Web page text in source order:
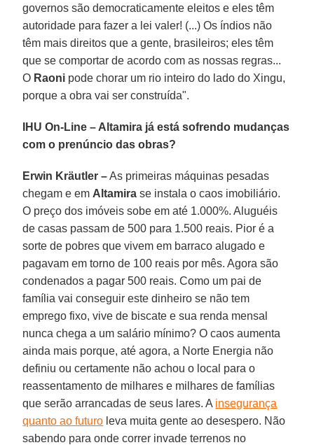
governos são democraticamente eleitos e eles têm
autoridade para fazer a lei valer! (...) Os índios não
têm mais direitos que a gente, brasileiros; eles têm
que se comportar de acordo com as nossas regras...
O Raoni pode chorar um rio inteiro do lado do Xingu,
porque a obra vai ser construída".
IHU On-Line – Altamira já está sofrendo mudanças
com o prenúncio das obras?
Erwin Kräutler –As primeiras máquinas pesadas
chegam e em Altamirase instala o caos imobiliário.
O preço dos imóveis sobe em até 1.000%. Aluguéis
de casas passam de 500 para 1.500 reais. Pior é a
sorte de pobres que vivem em barraco alugado e
pagavam em torno de 100 reais por mês. Agora são
condenados a pagar 500 reais. Como um pai de
família vai conseguir este dinheiro se não tem
emprego fixo, vive de biscate e sua renda mensal
nunca chega a um salário mínimo? O caos aumenta
ainda mais porque, até agora, a Norte Energia não
definiu ou certamente não achou o local para o
reassentamento de milhares e milhares de famílias
que serão arrancadas de seus lares. A insegurança
quanto ao futuro leva muita gente ao desespero. Não
sabendo para onde correr invade terrenos no